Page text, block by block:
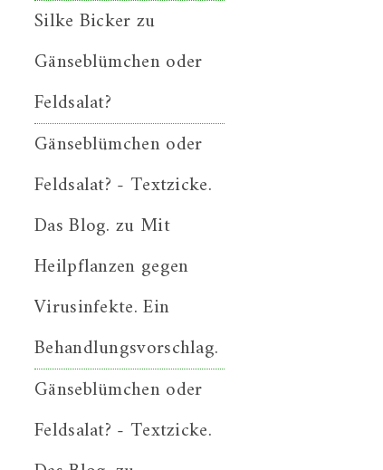
Silke Bickerzu
Gänseblümchen oder
Feldsalat?
Gänseblümchen oder
Feldsalat? - Textzicke.
Das Blog. zu Mit
Heilpflanzen gegen
Virusinfekte. Ein
Behandlungsvorschlag.
Gänseblümchen oder
Feldsalat? - Textzicke.